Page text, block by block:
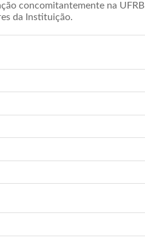
concomitantemente na
da Instituição.